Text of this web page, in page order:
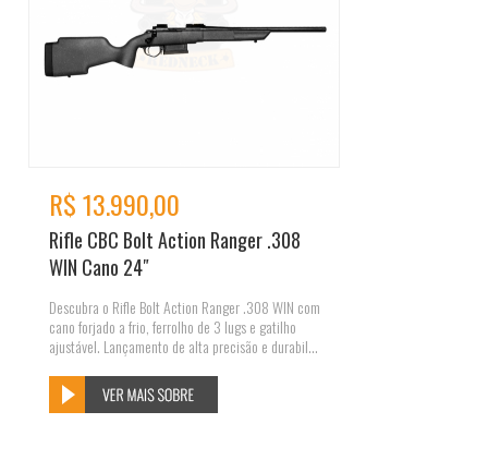
R$ 13.990,00
Rifle CBC Bolt Action Ranger .308
WIN Cano 24″
Descubra o Rifle Bolt Action Ranger .308 WIN com
cano forjado a frio, ferrolho de 3 lugs e gatilho
ajustável. Lançamento de alta precisão e durabil...